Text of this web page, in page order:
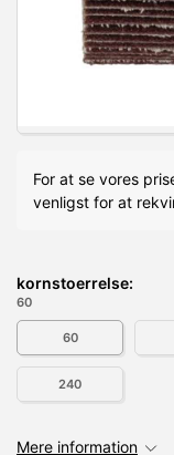
For at se vores
venligst for at
kornstoerrelse:
60
60
240
Mere information